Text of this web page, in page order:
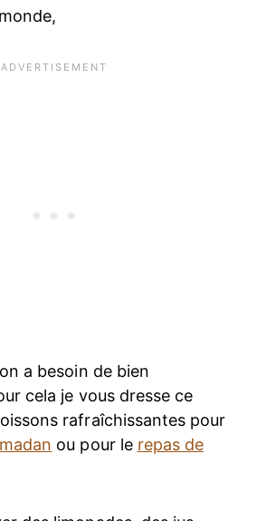
a besoin de bien
cela je vous dresse ce
rafraîchissantes pour
ou pour le repas de